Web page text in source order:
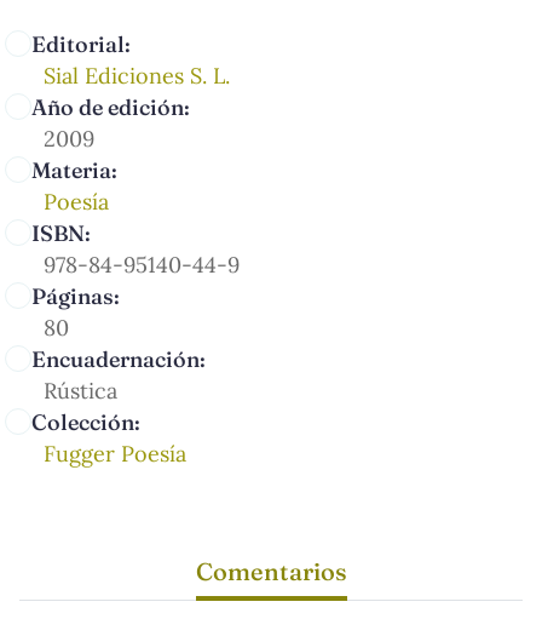
Editorial:
Sial Ediciones S. L.
Año de edición:
2009
Materia:
Poesía
ISBN:
978-84-95140-44-9
Páginas:
80
Encuadernación:
Rústica
Colección:
Fugger Poesía
Comentarios